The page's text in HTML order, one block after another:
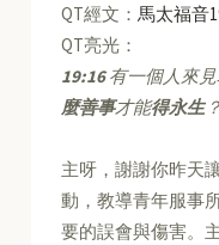
QT經文： 馬太福音
QT亮光：
19:16有一個人來
麼善事才能得永生
主呀，謝謝你昨天
動，教導青年服事
要的誤會與傷害。